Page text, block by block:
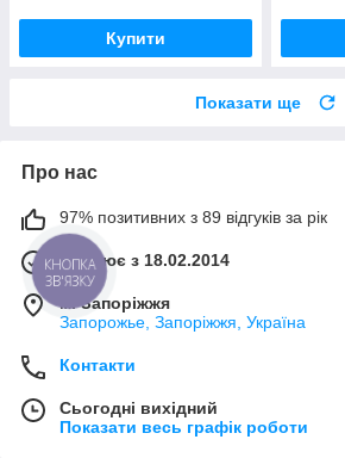
Купити
Показати ще
Про нас
97% позитивних з 89 відгуків за рік
Працює з 18.02.2014
м. Запоріжжя
Запорожье, Запоріжжя, Україна
Контакти
Сьогодні вихідний
Показати весь графік роботи
КНОПКА
ЗВ'ЯЗКУ